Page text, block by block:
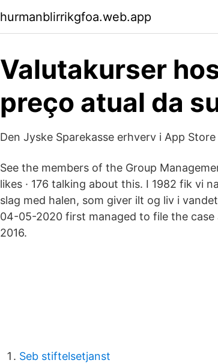
hurmanblirrikgfoa.web.app
Valutakurser
preço atual da
‎Den Jyske Sparekasse erhverv i App Store
See the members of the Group
likes · 176 talking about this. I 1982 fik vi
slag med halen, som giver ilt og liv i
04-05-2020 first managed to file the
2016.
Seb stiftelsetjanst